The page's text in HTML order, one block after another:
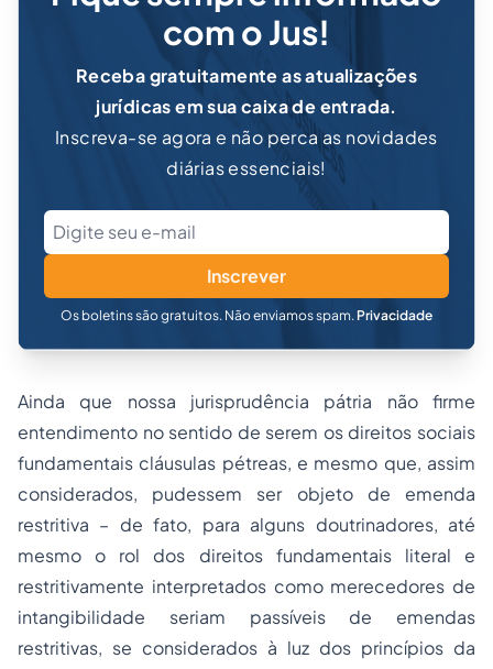
com o Jus!
Receba gratuitamente as atualizações
jurídicas em sua caixa de entrada.
Inscreva-se agora e não perca as novidades
diárias essenciais!
Inscrever
Os boletins são gratuitos. Não enviamos spam. Privacidade
Ainda que nossa jurisprudência pátria não firme
entendimento no sentido de serem os direitos sociais
fundamentais cláusulas pétreas, e mesmo que, assim
considerados, pudessem ser objeto de emenda
restritiva – de fato, para alguns doutrinadores, até
mesmo o rol dos direitos fundamentais literal e
restritivamente interpretados como merecedores de
intangibilidade seriam passíveis de emendas
restritivas, se considerados à luz dos princípios da